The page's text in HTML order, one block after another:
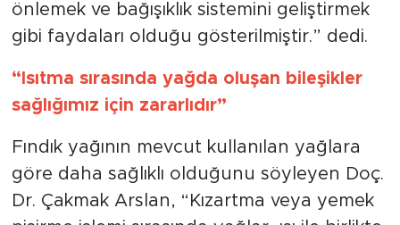
önlemek ve bağışıklık sistemini geliştirmek
gibi faydaları olduğu gösterilmiştir.” dedi.
“Isıtma sırasında yağda oluşan bileşikler
sağlığımız için zararlıdır”
Fındık yağının mevcut kullanılan yağlara
göre daha sağlıklı olduğunu söyleyen Doç.
Dr. Çakmak Arslan, “Kızartma veya yemek